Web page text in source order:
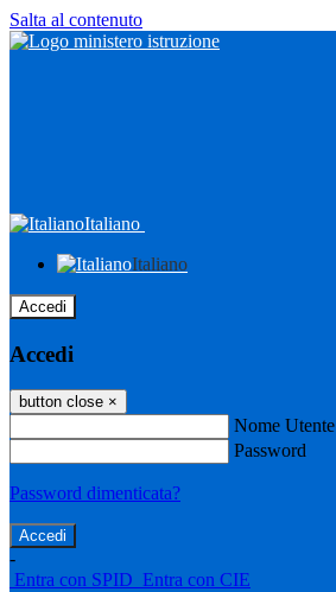
Salta al contenuto
Italiano
Italiano
Accedi
Accedi
button close ×
Nome Utente
Password
Password dimenticata?
-
Entra con SPID Entra con CIE